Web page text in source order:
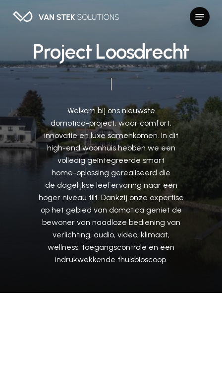
Menu
Project Loosdrecht
Welkom bij ons nieuwste
domotica-project, waar comfort,
innovatie en luxe samenkomen. In dit
high-end woonhuis hebben we een
volledig geïntegreerde smart
home-oplossing gerealiseerd die
de dagelijkse leefervaring naar een
hoger niveau tilt. Dankzij onze expertise
op het gebied van domotica geniet de
bewoner van naadloze bediening van
verlichting, audio, video, klimaat,
wellness, toegangscontrole en een
indrukwekkende thuisbioscoop.